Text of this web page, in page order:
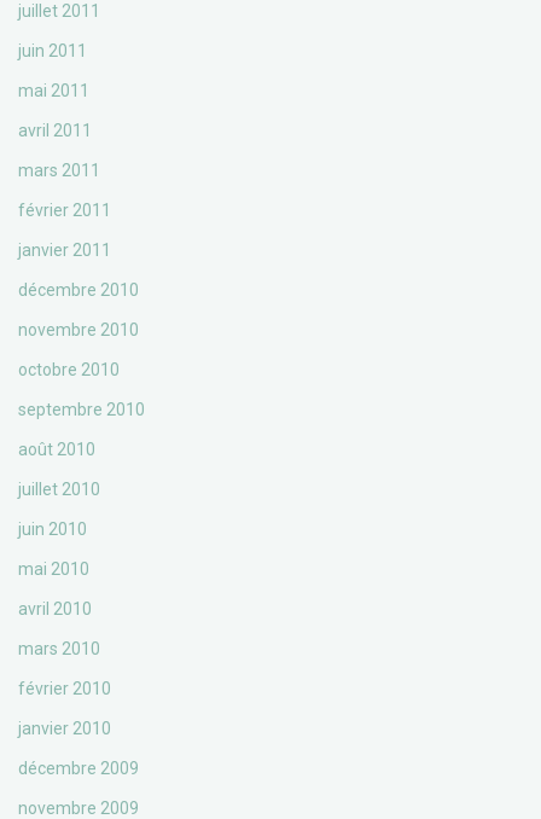
juillet 2011
juin 2011
mai 2011
avril 2011
mars 2011
février 2011
janvier 2011
décembre 2010
novembre 2010
octobre 2010
septembre 2010
août 2010
juillet 2010
juin 2010
mai 2010
avril 2010
mars 2010
février 2010
janvier 2010
décembre 2009
novembre 2009